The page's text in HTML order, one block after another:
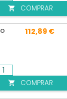
 COMPRAR
112,89 €
 COMPRAR